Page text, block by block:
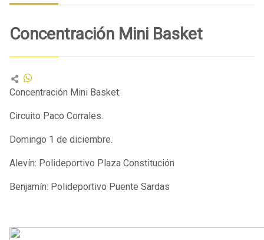
Concentración Mini Basket
Concentración Mini Basket.
Circuito Paco Corrales.
Domingo 1 de diciembre.
Alevín: Polideportivo Plaza Constitución
Benjamín: Polideportivo Puente Sardas